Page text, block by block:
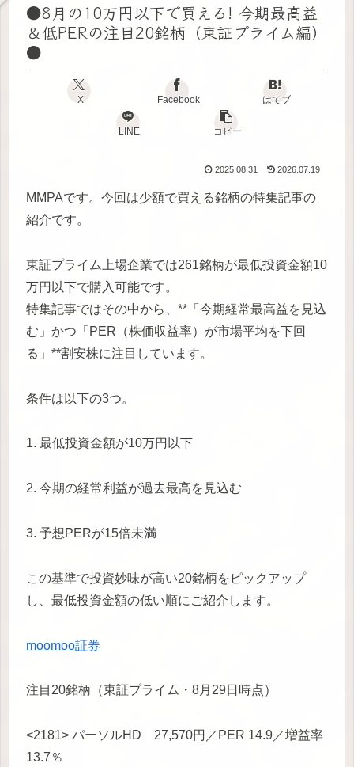
●8月の10万円以下で買える! 今期最高益
＆低PERの注目20銘柄（東証プライム編）
●
X Facebook はてブ
LINE コピー
2025.08.31 2026.07.19
MMPAです。今回は少額で買える銘柄の特集記事の
紹介です。
東証プライム上場企業では261銘柄が最低投資金額10
万円以下で購入可能です。
特集記事ではその中から、**「今期経常最高益を見込
む」かつ「PER（株価収益率）が市場平均を下回
る」**割安株に注目しています。
条件は以下の3つ。
1. 最低投資金額が10万円以下
2. 今期の経常利益が過去最高を見込む
3. 予想PERが15倍未満
この基準で投資妙味が高い20銘柄をピックアップ
し、最低投資金額の低い順にご紹介します。
moomoo証券
注目20銘柄（東証プライム・8月29日時点）
<2181> パーソルHD 27,570円／PER 14.9／増益率
13.7％